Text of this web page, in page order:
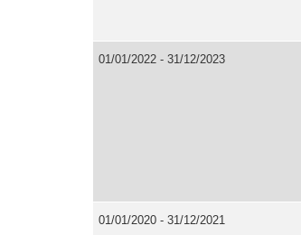
sobre
01/01/2022 - 31/12/2023
01/01/2020 - 31/12/2021